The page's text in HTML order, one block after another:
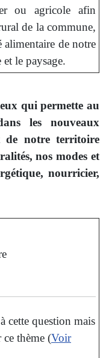
ou agricole afin
de la commune,
de notre
le paysage.
qui permette au
les nouveaux
de notre territoire
nos modes et
nourricier,
cette question mais
ce thème (Voir